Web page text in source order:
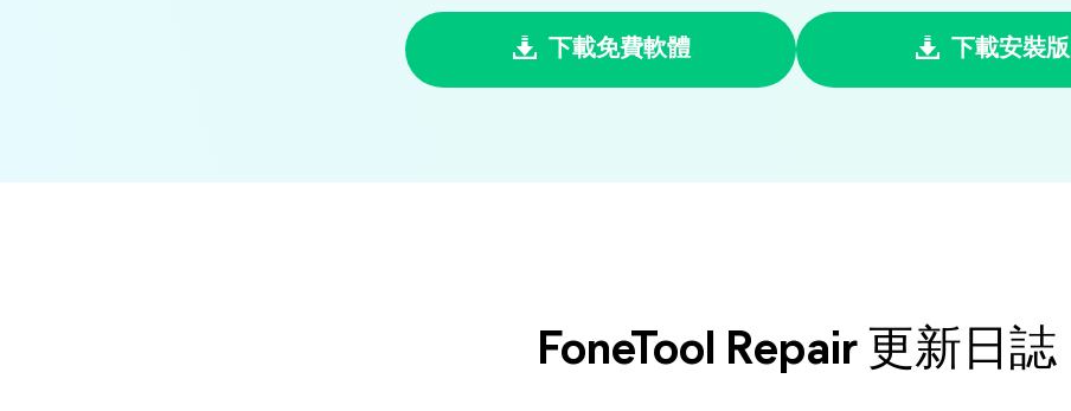
下載免費軟體 下載安裝版
FoneTool Repair 更新日誌